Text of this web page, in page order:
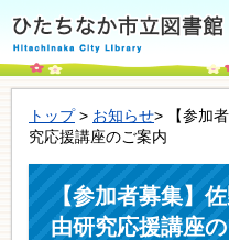
トップ> お知らせ> 【参加
究応援講座のご案内
【参加者募集】
由研究応援講座